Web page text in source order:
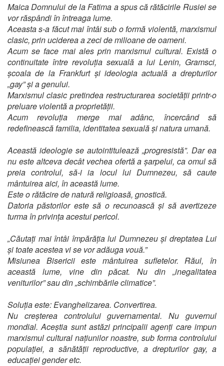
Maica Domnului de la Fatima a spus că rătăcirile Rusiei se
vor răspândi în întreaga lume.
Aceasta s-a făcut mai întâi sub o formă violentă, marxismul
clasic, prin uciderea a zeci de milioane de oameni.
Acum se face mai ales prin marxismul cultural. Există o
continuitate între revoluția sexuală a lui Lenin, Gramsci,
școala de la Frankfurt și ideologia actuală a drepturilor
„gay” și a genului.
Marxismul clasic pretindea restructurarea societății printr-o
preluare violentă a proprietății.
Acum revoluția merge mai adânc, încercând să
redefinească familia, identitatea sexuală și natura umană.
Această ideologie se autointitulează „progresistă”. Dar ea
nu este altceva decât vechea ofertă a șarpelui, ca omul să
preia controlul, să-i ia locul lui Dumnezeu, să caute
mântuirea aici, în această lume.
Este o rătăcire de natură religioasă, gnostică.
Datoria păstorilor este să o recunoască și să avertizeze
turma în privința acestui pericol.
„Căutați mai întâi împărăția lui Dumnezeu și dreptatea Lui
și toate acestea vi se vor adăuga vouă.”
Misiunea Bisericii este mântuirea sufletelor. Răul, în
această lume, vine din păcat. Nu din „inegalitatea
veniturilor” sau din „schimbările climatice”.
Soluția este: Evanghelizarea. Convertirea.
Nu creșterea controlului guvernamental. Nu guvernul
mondial. Aceștia sunt astăzi principalii agenți care impun
marxismul cultural națiunilor noastre, sub forma controlului
populației, a sănătății reproductive, a drepturilor gay, a
educației gender etc.